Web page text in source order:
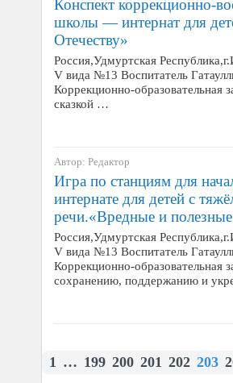
Конспект коррекционно-
школы — интернат для
Отечеству»
Россия,Удмуртская
V вида №13 Воспитатель
Коррекционно-образовательная
сказкой …
Автор: Редактор
Игра по станциям для
интернате для детей с
речи.«Вредные и
Россия,Удмуртская
V вида №13 Воспитатель
Коррекционно-образовательная
сохранению, поддержанию и
1 … 199 200 201 202 203